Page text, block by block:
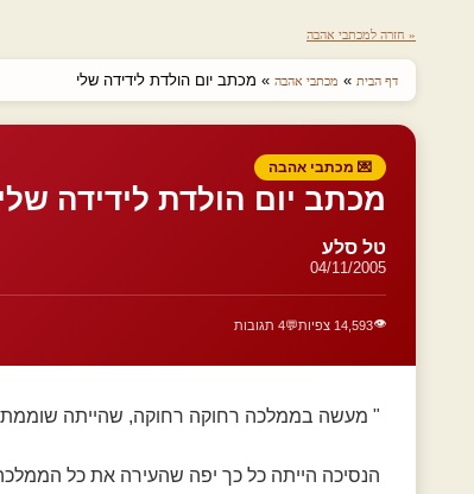
« חזרה למכתבי אהבה
דף הבית » מכתבי אהבה » מכתב יום הולדת לידידה שלי
💌 מכתבי אהבה
מכתב יום הולדת לידידה שלי
טל סלע
04/11/2005
👁️14,593 צפיות 💬4 תגובות
" מעשה בממלכה רחוקה רחוקה, שהייתה שוממת
הנסיכה הייתה כל כך יפה שהעירה את כל